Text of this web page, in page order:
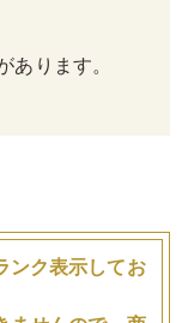
あります。
ンク表示してお